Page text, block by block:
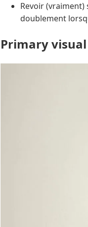
Revoir (vraiment)
doublement
Primary visual